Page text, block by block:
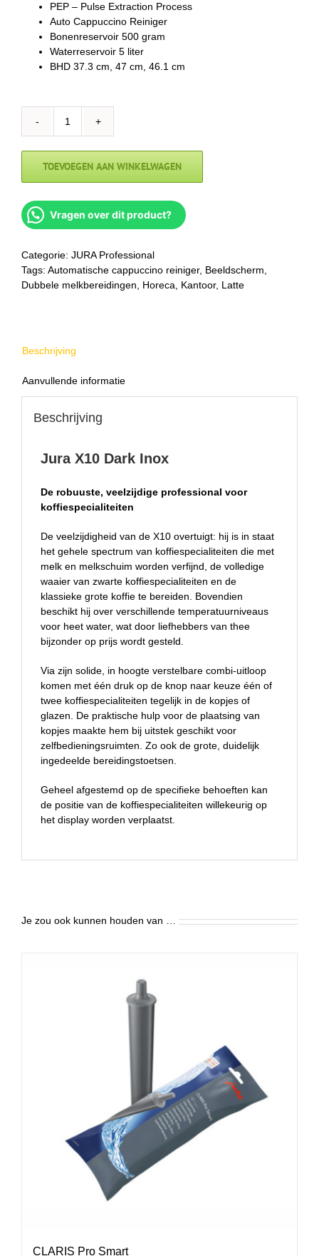
PEP – Pulse Extraction Process
Auto Cappuccino Reiniger
Bonenreservoir 500 gram
Waterreservoir 5 liter
BHD 37.3 cm, 47 cm, 46.1 cm
TOEVOEGEN AAN WINKELWAGEN
Vragen over dit product?
Categorie: JURA Professional
Tags: Automatische cappuccino reiniger, Beeldscherm
Dubbele melkbereidingen
Horeca Kantoor, Latte
Beschrijving
Aanvullende informatie
Beschrijving
Jura X10 Dark Inox
De robuuste, veelzijdige professional voor
koffiespecialiteiten
De veelzijdigheid van de X10 overtuigt: hij is in staat
het gehele spectrum van koffiespecialiteiten die met
melk en melkschuim worden verfijnd, de volledige
waaier van zwarte koffiespecialiteiten en de
klassieke grote koffie te bereiden. Bovendien
beschikt hij over verschillende temperatuurniveaus
voor heet water, wat door liefhebbers van thee
bijzonder op prijs wordt gesteld.
Via zijn solide, in hoogte verstelbare combi-uitloop
komen met één druk op de knop naar keuze één of
twee koffiespecialiteiten tegelijk in de kopjes of
glazen. De praktische hulp voor de plaatsing van
kopjes maakte hem bij uitstek geschikt voor
zelfbedieningsruimten. Zo ook de grote, duidelijk
ingedeelde bereidingstoetsen.
Geheel afgestemd op de specifieke behoeften kan
de positie van de koffiespecialiteiten willekeurig op
het display worden verplaatst.
Je zou ook kunnen houden van …
CLARIS Pro Smart